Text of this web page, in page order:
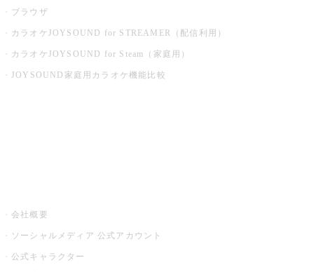
ブラウザ
カラオケJOYSOUND for STREAMER（配信利用）
カラオケJOYSOUND for Steam（家庭用）
JOYSOUND家庭用カラオケ機能比較
会社概要
ソーシャルメディア 公式アカウント
公式キャラクター